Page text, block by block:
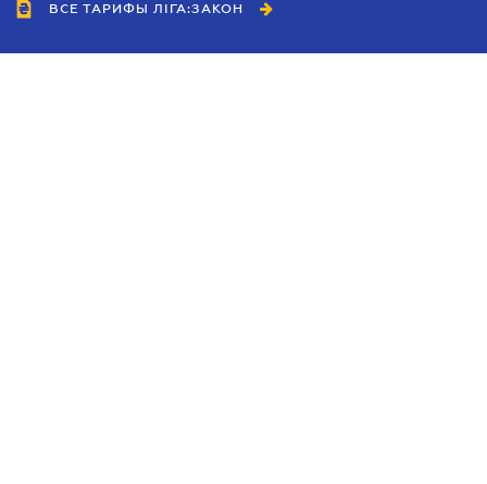
ВСЕ ТАРИФЫ ЛІГА:ЗАКОН